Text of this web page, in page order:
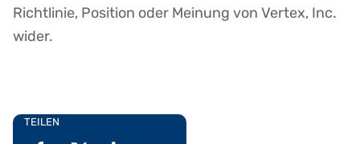
Richtlinie, Position oder Meinung von Vertex, Inc.
wider.
TEILEN